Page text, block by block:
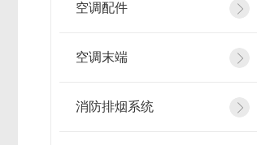
空调配件
空调末端
消防排烟系统